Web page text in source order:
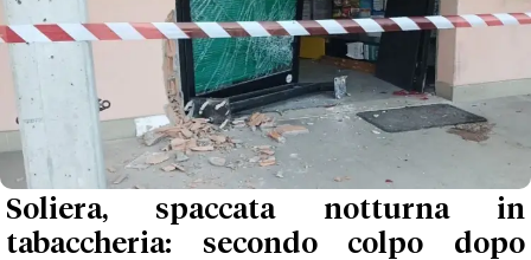
Soliera, spaccata notturna in
tabaccheria: secondo colpo dopo